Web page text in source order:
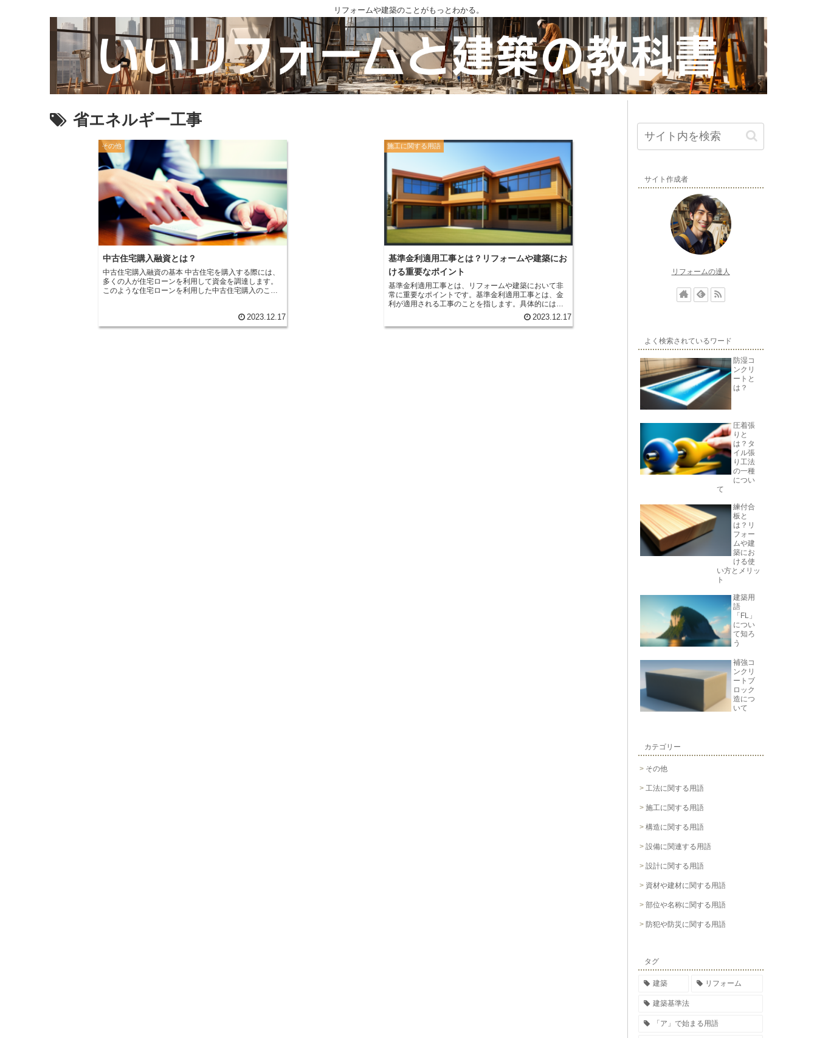
リフォームや建築のことがもっとわかる。
省エネルギー工事
その他
中古住宅購入融資とは？
中古住宅購入融資の基本 中古住宅を購入する際には、
多くの人が住宅ローンを利用して資金を調達します。
このような住宅ローンを利用した中古住宅購入のこと
ず、金融機関に対して住宅ローンの申し込みを行いま
す。申し込みには、収入や借入金の状況などの情報を
2023.12.17
施工に関する用語
基準金利適用工事とは？リフォームや建築にお
ける重要なポイント
基準金利適用工事とは、リフォームや建築において非
常に重要なポイントです。基準金利適用工事とは、金
利が適用される工事のことを指します。具体的には、
住宅ローンやリフォームローンなどの借り入れをする
際に、その金利が適用される工事のことを指します。
基準金利適用工事は、借り入れの際に非常に重要な要
2023.12.17
サイト作成者
リフォームの達人
よく検索されているワード
防湿コ
ンクリ
ートと
は？
圧着張
りと
は？タ
イル張
り工法
の一種
につい
て
練付合
板と
は？リ
フォー
ムや建
築にお
ける使
い方とメリッ
ト
建築用
語
「FL」
につい
て知ろ
う
補強コ
ンクリ
ートブ
ロック
造につ
いて
カテゴリー
その他
工法に関する用語
施工に関する用語
構造に関する用語
設備に関連する用語
設計に関する用語
資材や建材に関する用語
部位や名称に関する用語
防犯や防災に関する用語
タグ
建築 リフォーム
建築基準法
「ア」で始まる用語